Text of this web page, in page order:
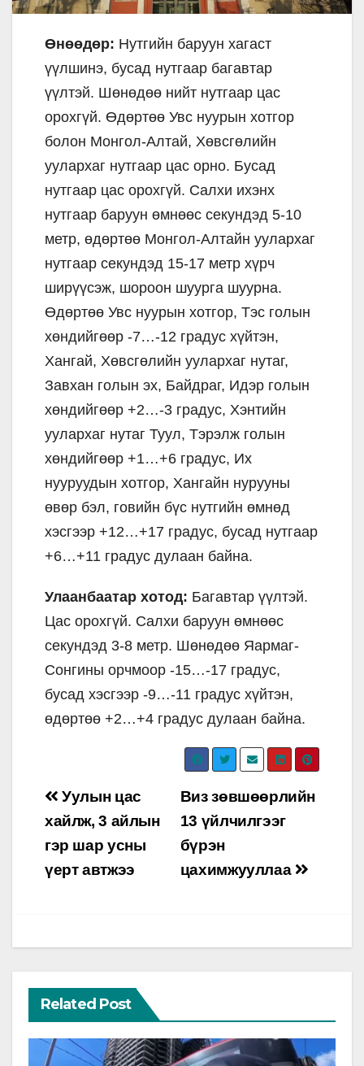
Өнөөдөр: Нутгийн баруун хагаст
үүлшинэ, бусад нутгаар багавтар
үүлтэй. Шөнөдөө нийт нутгаар цас
орохгүй. Өдөртөө Увс нуурын хотгор
болон Монгол-Алтай, Хөвсгөлийн
уулархаг нутгаар цас орно. Бусад
нутгаар цас орохгүй. Салхи ихэнх
нутгаар баруун өмнөөс секундэд 5-10
метр, өдөртөө Монгол-Алтайн уулархаг
нутгаар секундэд 15-17 метр хүрч
ширүүсэж, шороон шуурга шуурна.
Өдөртөө Увс нуурын хотгор, Тэс голын
хөндийгөөр -7…-12 градус хүйтэн,
Хангай, Хөвсгөлийн уулархаг нутаг,
Завхан голын эх, Байдраг, Идэр голын
хөндийгөөр +2…-3 градус, Хэнтийн
уулархаг нутаг Туул, Тэрэлж голын
хөндийгөөр +1…+6 градус, Их
нууруудын хотгор, Хангайн нурууны
өвөр бэл, говийн бүс нутгийн өмнөд
хэсгээр +12…+17 градус, бусад нутгаар
+6…+11 градус дулаан байна.
Улаанбаатар хотод: Багавтар үүлтэй.
Цас орохгүй. Салхи баруун өмнөөс
секундэд 3-8 метр. Шөнөдөө Яармаг-
Сонгины орчмоор -15…-17 градус,
бусад хэсгээр -9…-11 градус хүйтэн,
өдөртөө +2…+4 градус дулаан байна.
Post
navigation
Виз зөвшөөрлийн
13 үйлчилгээг
бүрэн
цахимжууллаа
Уулын цас
хайлж, 3 айлын
гэр шар усны
үерт автжээ
Related Post